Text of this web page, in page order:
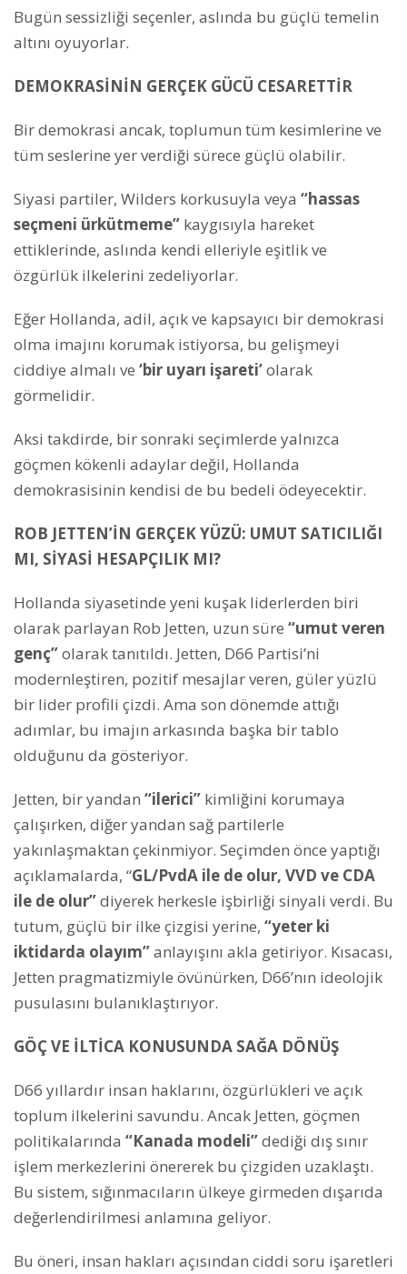
Bugün sessizliği seçenler, aslında bu güçlü temelin
altını oyuyorlar.
DEMOKRASİNİN GERÇEK GÜCÜ CESARETTİR
Bir demokrasi ancak, toplumun tüm kesimlerine ve
tüm seslerine yer verdiği sürece güçlü olabilir.
Siyasi partiler, Wilders korkusuyla veya “hassas
seçmeni ürkütmeme” kaygısıyla hareket
ettiklerinde, aslında kendi elleriyle eşitlik ve
özgürlük ilkelerini zedeliyorlar.
Eğer Hollanda, adil, açık ve kapsayıcı bir demokrasi
olma imajını korumak istiyorsa, bu gelişmeyi
ciddiye almalı ve ‘bir uyarı işareti’olarak
görmelidir.
Aksi takdirde, bir sonraki seçimlerde yalnızca
göçmen kökenli adaylar değil, Hollanda
demokrasisinin kendisi de bu bedeli ödeyecektir.
ROB JETTEN’İN GERÇEK YÜZÜ: UMUT SATICILIĞI
MI, SİYASİ HESAPÇILIK MI?
Hollanda siyasetinde yeni kuşak liderlerden biri
olarak parlayan Rob Jetten, uzun süre “umut veren
genç”olarak tanıtıldı. Jetten, D66 Partisi’ni
modernleştiren, pozitif mesajlar veren, güler yüzlü
bir lider profili çizdi. Ama son dönemde attığı
adımlar, bu imajın arkasında başka bir tablo
olduğunu da gösteriyor.
Jetten, bir yandan “ilerici” kimliğini korumaya
çalışırken, diğer yandan sağ partilerle
yakınlaşmaktan çekinmiyor. Seçimden önce yaptığı
açıklamalarda, “GL/PvdA ile de olur, VVD ve CDA
ile de olur”diyerek herkesle işbirliği sinyali verdi. Bu
tutum, güçlü bir ilke çizgisi yerine, “yeter ki
iktidarda olayım”anlayışını akla getiriyor. Kısacası,
Jetten pragmatizmiyle övünürken, D66’nın ideolojik
pusulasını bulanıklaştırıyor.
GÖÇ VE İLTİCA KONUSUNDA SAĞA DÖNÜŞ
D66 yıllardır insan haklarını, özgürlükleri ve açık
toplum ilkelerini savundu. Ancak Jetten, göçmen
politikalarında “Kanada modeli”dediği dış sınır
işlem merkezlerini önererek bu çizgiden uzaklaştı.
Bu sistem, sığınmacıların ülkeye girmeden dışarıda
değerlendirilmesi anlamına geliyor.
Bu öneri, insan hakları açısından ciddi soru işaretleri